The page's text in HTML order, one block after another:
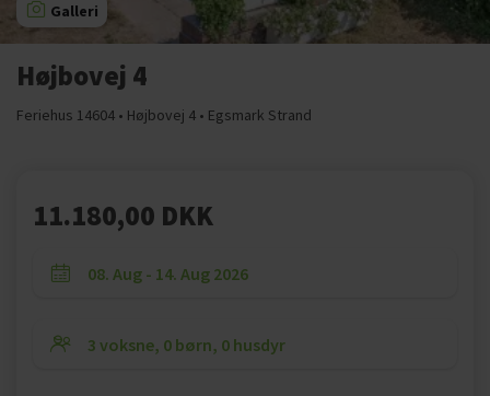
Galleri
Højbovej 4
Feriehus 14604 • Højbovej 4 • Egsmark Strand
11.180,00 DKK